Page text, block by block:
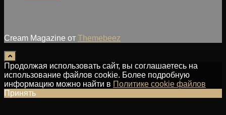
Cream Magazine от Themebeez
Продолжая использовать сайт, вы соглашаетесь на
использование файлов cookie. Более подробную
информацию можно найти в Политике cookie файлов
Принять